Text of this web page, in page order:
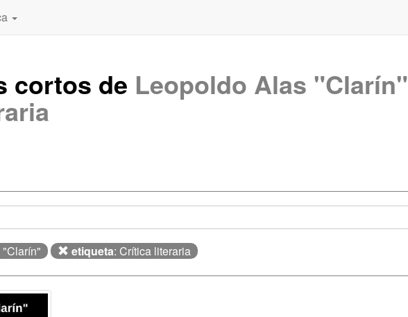
cortos de Leopoldo Alas "Clarín"
etiqueta: Crítica literaria